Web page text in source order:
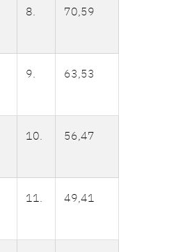
8. 70,59
9. 63,53
10. 56,47
11. 49,41